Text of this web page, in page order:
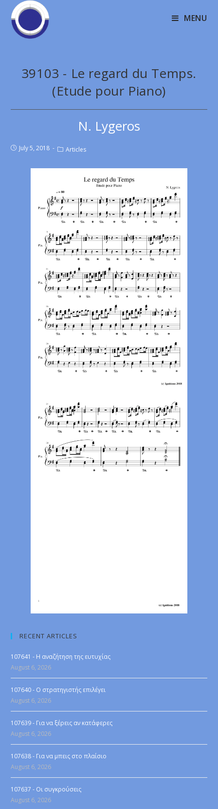
MENU
39103 - Le regard du Temps.
(Etude pour Piano)
N. Lygeros
July 5, 2018 Articles
RECENT ARTICLES
107641 - Η αναζήτηση της ευτυχίας
August 6, 2026
107640 - Ο στρατηγιστής επιλέγει
August 6, 2026
107639 - Για να ξέρεις αν κατάφερες
August 6, 2026
107638 - Για να μπεις στο πλαίσιο
August 6, 2026
107637 - Οι συγκρούσεις
August 6, 2026